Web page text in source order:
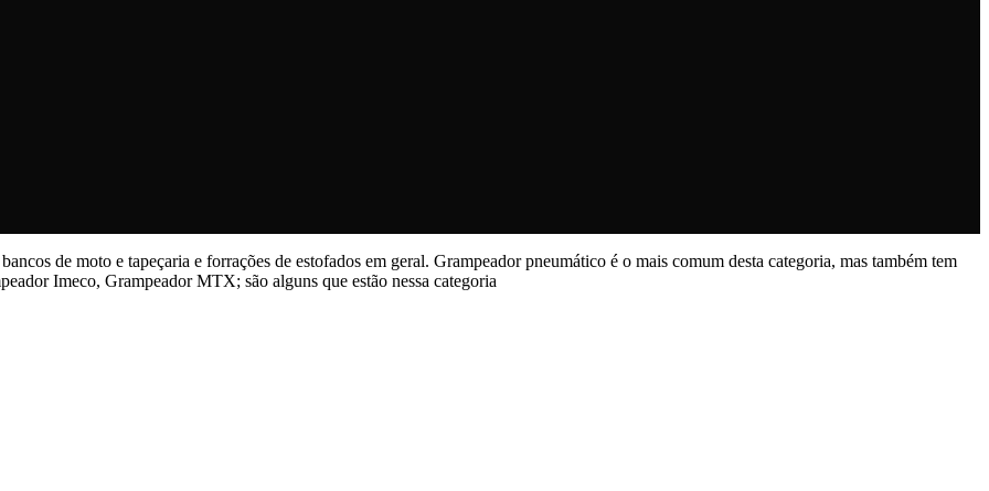
de moto e tapeçaria e forrações de estofados em geral. Grampeador pneumático é o mais comum desta categoria, mas também tem
Imeco, Grampeador MTX; são alguns que estão nessa categoria